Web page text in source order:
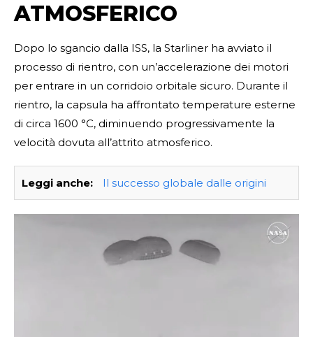
ATMOSFERICO
Dopo lo sgancio dalla ISS, la Starliner ha avviato il
processo di rientro, con un’accelerazione dei motori
per entrare in un corridoio orbitale sicuro. Durante il
rientro, la capsula ha affrontato temperature esterne
di circa 1600 °C, diminuendo progressivamente la
velocità dovuta all’attrito atmosferico.
Leggi anche: Il successo globale dalle origini